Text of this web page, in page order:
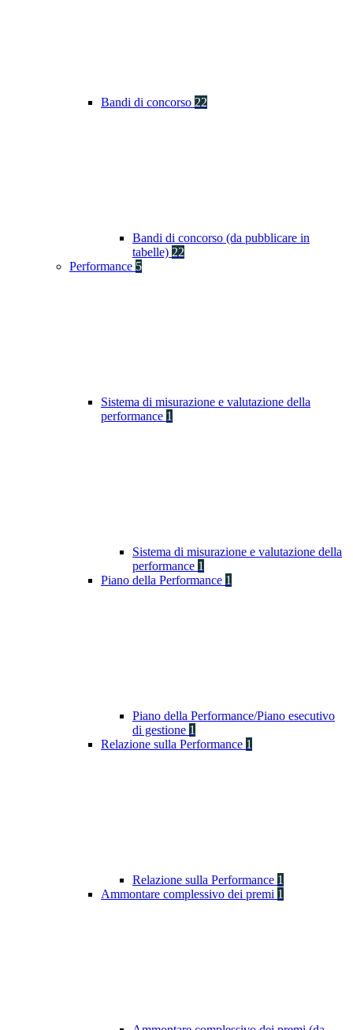
Bandi di concorso 22
Bandi di concorso (da pubblicare in
tabelle) 22
Performance 5
Sistema di misurazione e valutazione della
performance 1
Sistema di misurazione e valutazione della
performance 1
Piano della Performance 1
Piano della Performance/Piano esecutivo
di gestione 1
Relazione sulla Performance 1
Relazione sulla Performance 1
Ammontare complessivo dei premi 1